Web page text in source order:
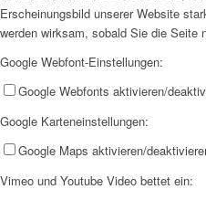
Jobs
Feedback
Erscheinungsbild unserer Website
werden wirksam, sobald Sie die Seite
Google Webfont-Einstellungen:
Google Webfonts aktivieren/
Google Karteneinstellungen:
Google Maps aktivieren/
Vimeo und Youtube Video bettet ein: